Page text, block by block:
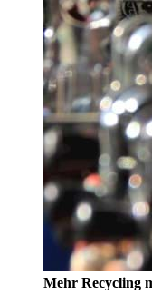
Mehr Recycling